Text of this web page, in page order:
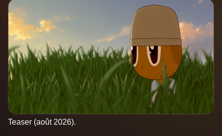
Teaser (août 2026).